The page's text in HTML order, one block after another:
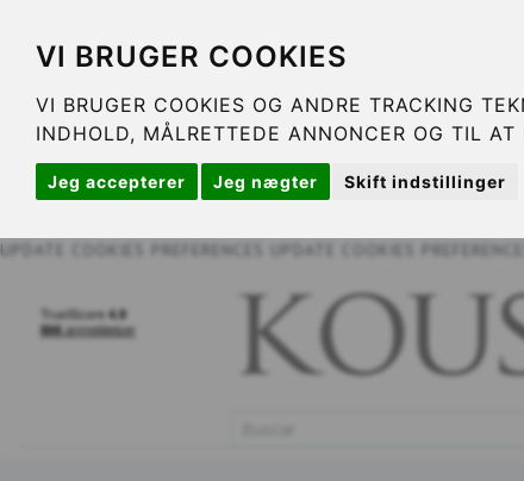
VI BRUGER COOKIES
VI BRUGER COOKIES OG ANDRE TRACKING
INDHOLD, MÅLRETTEDE ANNONCER OG TIL AT
Jeg accepterer Jeg nægter Skift indstillinger
UPDATE COOKIES PREFERENCES UPDATE COOKIES PREFERENCES